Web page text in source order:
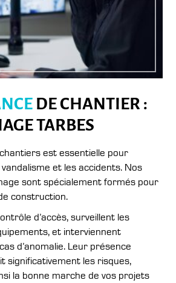
DE CHANTIER :
TARBES
est essentielle pour
et les accidents. Nos
sont spécialement formés pour
construction.
d’accès, surveillent les
et interviennent
d’anomalie. Leur présence
significativement les risques,
la bonne marche de vos projets